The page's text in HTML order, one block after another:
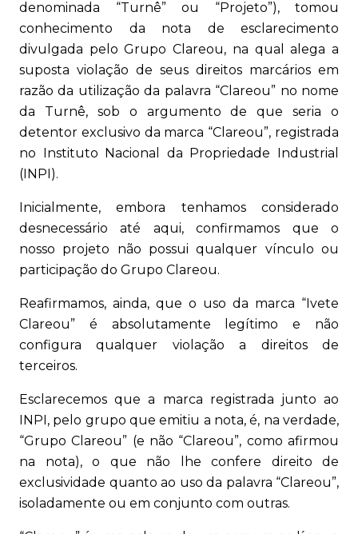
denominada “Turnê” ou “Projeto”), tomou
conhecimento da nota de esclarecimento
divulgada pelo Grupo Clareou, na qual alega a
suposta violação de seus direitos marcários em
razão da utilização da palavra “Clareou” no nome
da Turnê, sob o argumento de que seria o
detentor exclusivo da marca “Clareou”, registrada
no Instituto Nacional da Propriedade Industrial
(INPI).
Inicialmente, embora tenhamos considerado
desnecessário até aqui, confirmamos que o
nosso projeto não possui qualquer vínculo ou
participação do Grupo Clareou.
Reafirmamos, ainda, que o uso da marca “Ivete
Clareou” é absolutamente legítimo e não
configura qualquer violação a direitos de
terceiros.
Esclarecemos que a marca registrada junto ao
INPI, pelo grupo que emitiu a nota, é, na verdade,
“Grupo Clareou” (e não “Clareou”, como afirmou
na nota), o que não lhe confere direito de
exclusividade quanto ao uso da palavra “Clareou”,
isoladamente ou em conjunto com outras.